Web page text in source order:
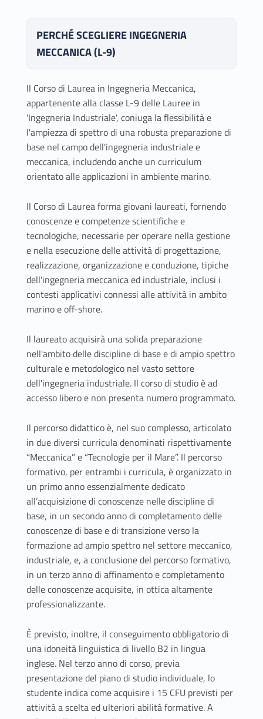
PERCHÉ SCEGLIERE INGEGNERIA
MECCANICA (L-9)
Il Corso di Laurea in Ingegneria Meccanica,
appartenente alla classe L-9 delle Lauree in
'Ingegneria Industriale', coniuga la flessibilità e
l'ampiezza di spettro di una robusta preparazione di
base nel campo dell'ingegneria industriale e
meccanica, includendo anche un curriculum
orientato alle applicazioni in ambiente marino.
Il Corso di Laurea forma giovani laureati, fornendo
conoscenze e competenze scientifiche e
tecnologiche, necessarie per operare nella gestione
e nella esecuzione delle attività di progettazione,
realizzazione, organizzazione e conduzione, tipiche
dell'ingegneria meccanica ed industriale, inclusi i
contesti applicativi connessi alle attività in ambito
marino e off-shore.
Il laureato acquisirà una solida preparazione
nell'ambito delle discipline di base e di ampio spettro
culturale e metodologico nel vasto settore
dell'ingegneria industriale. Il corso di studio è ad
accesso libero e non presenta numero programmato.
Il percorso didattico è, nel suo complesso, articolato
in due diversi curricula denominati rispettivamente
“Meccanica” e “Tecnologie per il Mare”. Il percorso
formativo, per entrambi i curricula, è organizzato in
un primo anno essenzialmente dedicato
all’acquisizione di conoscenze nelle discipline di
base, in un secondo anno di completamento delle
conoscenze di base e di transizione verso la
formazione ad ampio spettro nel settore meccanico,
industriale, e, a conclusione del percorso formativo,
in un terzo anno di affinamento e completamento
delle conoscenze acquisite, in ottica altamente
professionalizzante.
È previsto, inoltre, il conseguimento obbligatorio di
una idoneità linguistica di livello B2 in lingua
inglese. Nel terzo anno di corso, previa
presentazione del piano di studio individuale, lo
studente indica come acquisire i 15 CFU previsti per
attività a scelta ed ulteriori abilità formative. A